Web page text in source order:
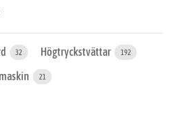
32 Högtryckstvättar 192
21